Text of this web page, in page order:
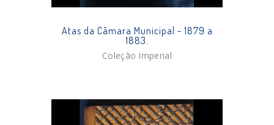
Atas da Câmara Municipal - 1879 a
1883.
Coleção Imperial